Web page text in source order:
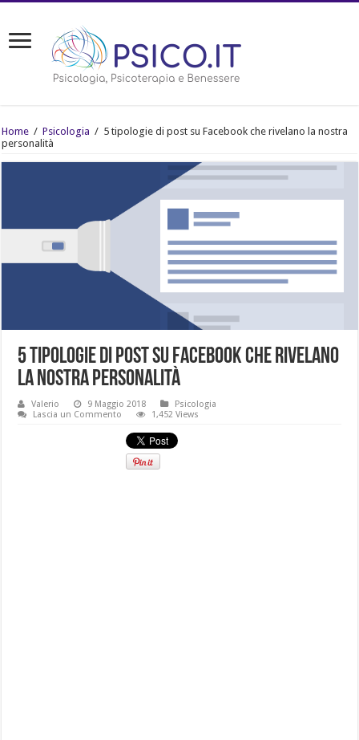
Home / Psicologia / 5 tipologie di post su Facebook che rivelano la nostra
personalità
5 tipologie di post su Facebook che rivelano
la nostra personalità
Valerio 9 Maggio 2018
Psicologia
Lascia un Commento
1,452 Views